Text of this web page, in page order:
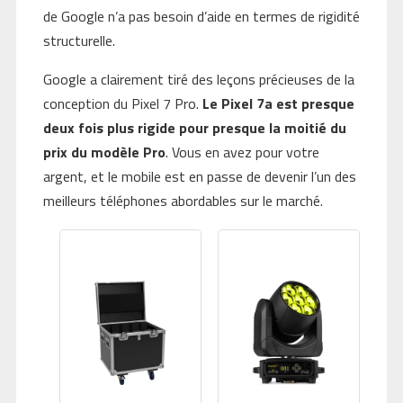
de Google n’a pas besoin d’aide en termes de rigidité
structurelle.
Google a clairement tiré des leçons précieuses de la
conception du Pixel 7 Pro. Le Pixel 7a est presque
deux fois plus rigide pour presque la moitié du
prix du modèle Pro. Vous en avez pour votre
argent, et le mobile est en passe de devenir l’un des
meilleurs téléphones abordables sur le marché.